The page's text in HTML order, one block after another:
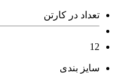
تعداد در کارتن
12
سایز بندی